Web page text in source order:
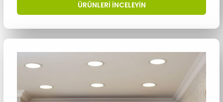
ÜRÜNLERI INCELEYIN